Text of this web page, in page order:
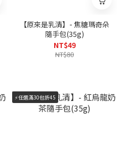
【原來是乳清】- 焦糖瑪奇朵
隨手包(35g)
NT$49
NT$80
⚡️任選滿30包折45